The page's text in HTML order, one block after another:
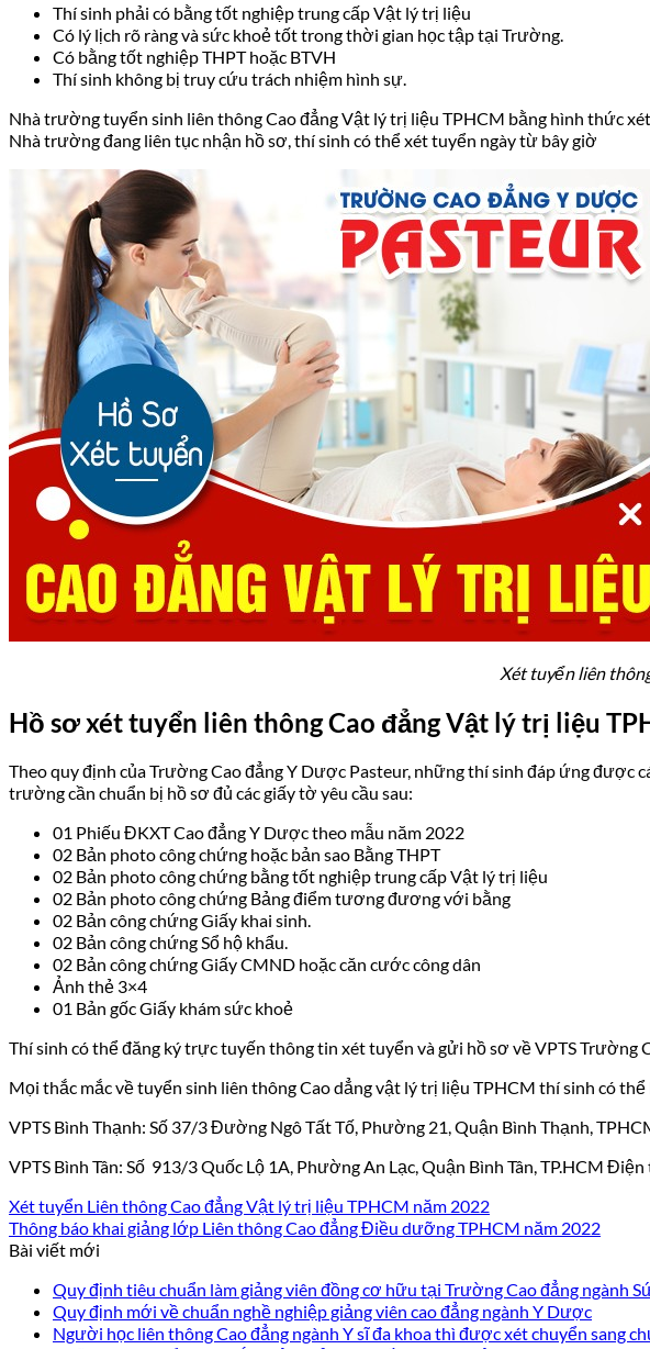
Thí sinh phải có bằng tốt nghiệp trung cấp Vật lý trị liệu
Có lý lịch rõ ràng và sức khoẻ tốt trong thời gian học tập tại Trường.
Có bằng tốt nghiệp THPT hoặc BTVH
Thí sinh không bị truy cứu trách nhiệm hình sự.
Nhà trường tuyển sinh liên thông Cao đẳng Vật lý trị liệu TPHCM bằng hình thức
Nhà trường đang liên tục nhận hồ sơ, thí sinh có thể xét tuyển ngày từ bây giờ
Xét tuyển liên
Hồ sơ xét tuyển liên thông Cao đẳng Vật lý trị liệu
Theo quy định của Trường Cao đẳng Y Dược Pasteur, những thí sinh đáp ứng được
trường cần chuẩn bị hồ sơ đủ các giấy tờ yêu cầu sau:
01 Phiếu ĐKXT Cao đẳng Y Dược theo mẫu năm 2022
02 Bản photo công chứng hoặc bản sao Bằng THPT
02 Bản photo công chứng bằng tốt nghiệp trung cấp Vật lý trị liệu
02 Bản photo công chứng Bảng điểm tương đương với bằng
02 Bản công chứng Giấy khai sinh.
02 Bản công chứng Sổ hộ khẩu.
02 Bản công chứng Giấy CMND hoặc căn cước công dân
Ảnh thẻ 3×4
01 Bản gốc Giấy khám sức khoẻ
Thí sinh có thể đăng ký trực tuyến thông tin xét tuyển và gửi hồ sơ về VPTS
Mọi thắc mắc về tuyển sinh liên thông Cao dẳng vật lý trị liệu TPHCM thí sinh có
VPTS Bình Thạnh: Số 37/3 Đường Ngô Tất Tố, Phường 21, Quận Bình Thạnh,
VPTS Bình Tân: Số 913/3 Quốc Lộ 1A, Phường An Lạc, Quận Bình Tân, TP.HCM
Xét tuyển Liên thông Cao đẳng Vật lý trị liệu TPHCM năm 2022
Thông báo khai giảng lớp Liên thông Cao đẳng Điều dưỡng TPHCM năm 2022
Bài viết mới
Quy định tiêu chuẩn làm giảng viên đồng cơ hữu tại Trường Cao đẳng ngành
Quy định mới về chuẩn nghề nghiệp giảng viên cao đẳng ngành Y Dược
Người học liên thông Cao đẳng ngành Y sĩ đa khoa thì được xét chuyển sang